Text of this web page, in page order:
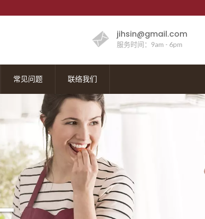
jihsin@gmail.com
服务时间：9am - 6pm
常见问题 联络我们